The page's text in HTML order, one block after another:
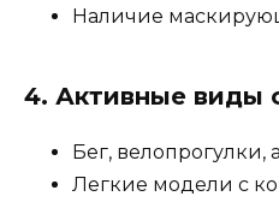
Наличие
4. Активные виды
Бег, велопрогулки,
Легкие модели с